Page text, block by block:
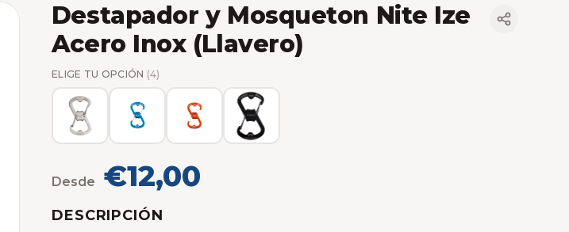
Destapador y Mosqueton Nite Ize
Acero Inox (Llavero)
ELIGE TU OPCIÓN (4)
Desde €12,00
DESCRIPCIÓN